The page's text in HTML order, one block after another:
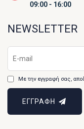
09:00 - 16:00
NEWSLETTER
Με την εγγραφή σας,
ΕΓΓΡΑΦΗ